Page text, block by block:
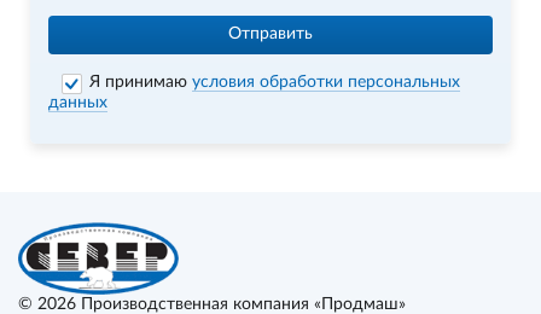
Отправить
Я принимаюусловия обработки персональных
данных
© 2026 Производственная компания «Продмаш»